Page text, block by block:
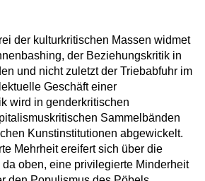
der kulturkritischen Massen widmet
der Beziehungskritik in
und nicht zuletzt der Triebabfuhr im
Geschäft einer
wird in genderkritischen
Sammelbänden
Kunstinstitutionen abgewickelt.
Mehrheit ereifert sich über die
oben, eine privilegierte Minderheit